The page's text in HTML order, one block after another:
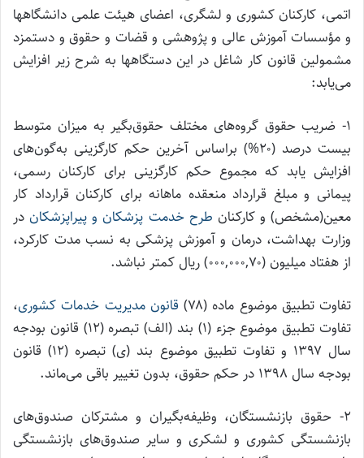
اتمی، کارکنان کشوری و لشگری، اعضای هیئت علمی دانشگاهها
و مؤسسات آموزش عالی و پژوهشی و قضات و حقوق و دستمزد
مشمولین قانون کار شاغل در این دستگاهها به شرح زیر افزایش
می‌یابد:
۱‌- ضریب حقوق گروه‌های مختلف حقوق‌بگیر به میزان متوسط
بیست درصد (۲۰%) براساس آخرین حکم کارگزینی به‌گون‌های
افزایش یابد که مجموع حکم کارگزینی برای کارکنان رسمی،
پیمانی و مبلغ قرارداد منعقده ماهانه برای کارکنان قرارداد کار
معین(مشخص) و کارکنان طرح خدمت پزشکان و پیراپزشکان در
وزارت بهداشت، درمان و آموزش پزشکی به نسب مدت کارکرد،
از هفتاد میلیون (۰۰۰,۰۰۰,۷۰) ریال کمتر نباشد.
تفاوت تطبیق موضوع ماده (۷۸) قانون مدیریت خدمات کشوری،
تفاوت تطبیق موضوع جزء (۱) بند (الف) تبصره (۱۲) قانون بودجه
سال ۱۳۹۷ و تفاوت تطبیق موضوع بند (ی) تبصره (۱۲) قانون
بودجه سال ۱۳۹۸ در حکم حقوق، بدون تغییر باقی می‌ماند.
۲‌- حقوق بازنشستگان، وظیفه‌بگیران و مشترکان صندوق‌های
بازنشستگی کشوری و لشکری و سایر صندوق‌های بازنشستگی